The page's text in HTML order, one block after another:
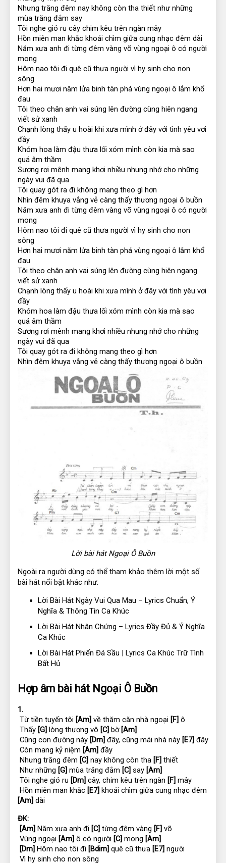
Nhưng trăng đêm nay không còn tha thiết như những
mùa trăng đắm say
Tôi nghe gió ru cây chim kêu trên ngàn mây
Hồn miên man khắc khoải chìm giữa cung nhạc đêm dài
Năm xưa anh đi từng đêm vàng võ vùng ngoại ô có người
mong
Hôm nao tôi đi quê cũ thưa người vì hy sinh cho non
sông
Hơn hai mươi năm lửa binh tàn phá vùng ngoại ô lắm khổ
đau
Tôi theo chân anh vai súng lên đường cùng hiên ngang
viết sử xanh
Chạnh lòng thấy u hoài khi xưa mình ở đây với tình yêu vơi
đầy
Khóm hoa làm đậu thưa lối xóm mình còn kia mà sao
quá âm thầm
Sương rơi mênh mang khơi nhiều nhung nhớ cho những
ngày vui đã qua
Tôi quay gót ra đi không mang theo gì hơn
Nhìn đêm khuya vắng vẻ càng thấy thương ngoại ô buồn
Năm xưa anh đi từng đêm vàng võ vùng ngoại ô có người
mong
Hôm nao tôi đi quê cũ thưa người vì hy sinh cho non
sông
Hơn hai mươi năm lửa binh tàn phá vùng ngoại ô lắm khổ
đau
Tôi theo chân anh vai súng lên đường cùng hiên ngang
viết sử xanh
Chạnh lòng thấy u hoài khi xưa mình ở đây với tình yêu vơi
đầy
Khóm hoa làm đậu thưa lối xóm mình còn kia mà sao
quá âm thầm
Sương rơi mênh mang khơi nhiều nhung nhớ cho những
ngày vui đã qua
Tôi quay gót ra đi không mang theo gì hơn
Nhìn đêm khuya vắng vẻ càng thấy thương ngoại ô buồn
Lời bài hát Ngoại Ô Buồn
Ngoài ra người dùng có thể tham khảo thêm lời một số
bài hát nổi bật khác như:
Lời Bài Hát Ngày Vui Qua Mau – Lyrics Chuẩn, Ý
Nghĩa & Thông Tin Ca Khúc
Lời Bài Hát Nhân Chứng – Lyrics Đầy Đủ & Ý Nghĩa
Ca Khúc
Lời Bài Hát Phiến Đá Sầu | Lyrics Ca Khúc Trữ Tình
Bất Hủ
Hợp âm bài hát Ngoại Ô Buồn
1.
Từ tiền tuyến tôi [Am] về thăm căn nhà ngoại [F] ô
Thấy [G] lòng thương vô [C] bờ [Am]
Cũng con đường này [Dm] đây, cũng mái nhà này [E7] đây
Còn mang kỷ niệm [Am] đầy
Nhưng trăng đêm [C] nay không còn tha [F] thiết
Như những [G] mùa trăng đắm [C] say [Am]
Tôi nghe gió ru [Dm] cây, chim kêu trên ngàn [F] mây
Hồn miên man khắc [E7]
[Am] dài
ĐK:
[Am] Năm xưa anh đi [C] từng đêm vàng [F] võ
Vùng ngoại [Am] ô có người [C] mong [Am]
[Dm] Hôm nao tôi đi [Bdim] quê cũ thưa [E7] người
Vì hy sinh cho non sông